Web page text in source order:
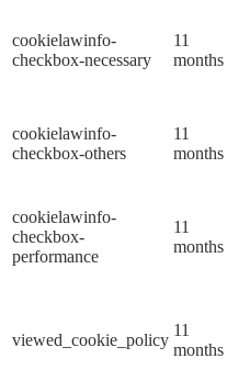
cookielawinfo-
checkbox-necessary
11
months
cookielawinfo-
checkbox-others
11
months
cookielawinfo-
checkbox-
performance
11
months
viewed_cookie_policy
11
months